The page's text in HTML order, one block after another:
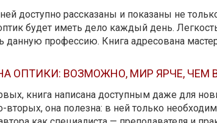
доступно рассказаны и показаны не
будет иметь дело каждый день.
данную профессию. Книга адресована
ОПТИКИ: ВОЗМОЖНО, МИР ЯРЧЕ, ЧЕМ
книга написана доступным даже для
она полезна: в ней только